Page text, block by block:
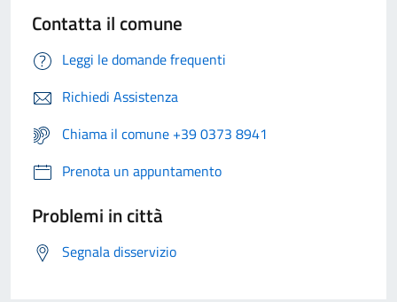
Contatta il comune
Leggi le domande frequenti
Richiedi Assistenza
Chiama il comune +39 0373 8941
Prenota un appuntamento
Problemi in città
Segnala disservizio